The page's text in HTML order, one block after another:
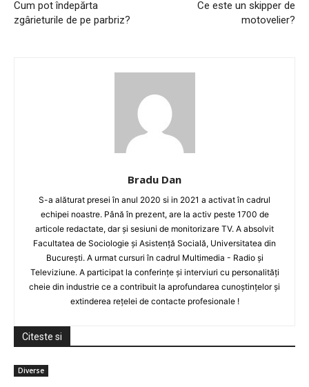
Cum pot îndepărta
zgârieturile de pe parbriz?
Ce este un skipper de
motovelier?
Bradu Dan
S-a alăturat presei în anul 2020 si in 2021 a activat în cadrul
echipei noastre. Până în prezent, are la activ peste 1700 de
articole redactate, dar și sesiuni de monitorizare TV. A absolvit
Facultatea de Sociologie și Asistență Socială, Universitatea din
București. A urmat cursuri în cadrul Multimedia - Radio și
Televiziune. A participat la conferințe și interviuri cu personalități
cheie din industrie ce a contribuit la aprofundarea cunoștințelor și
extinderea rețelei de contacte profesionale !
Citeste si
Diverse